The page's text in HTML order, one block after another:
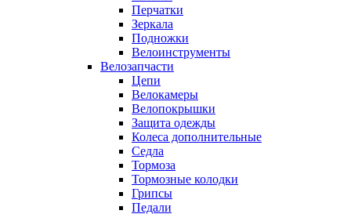
Перчатки
Зеркала
Подножки
Велоинструменты
Велозапчасти
Цепи
Велокамеры
Велопокрышки
Защита одежды
Колеса дополнительные
Седла
Тормоза
Тормозные колодки
Грипсы
Педали